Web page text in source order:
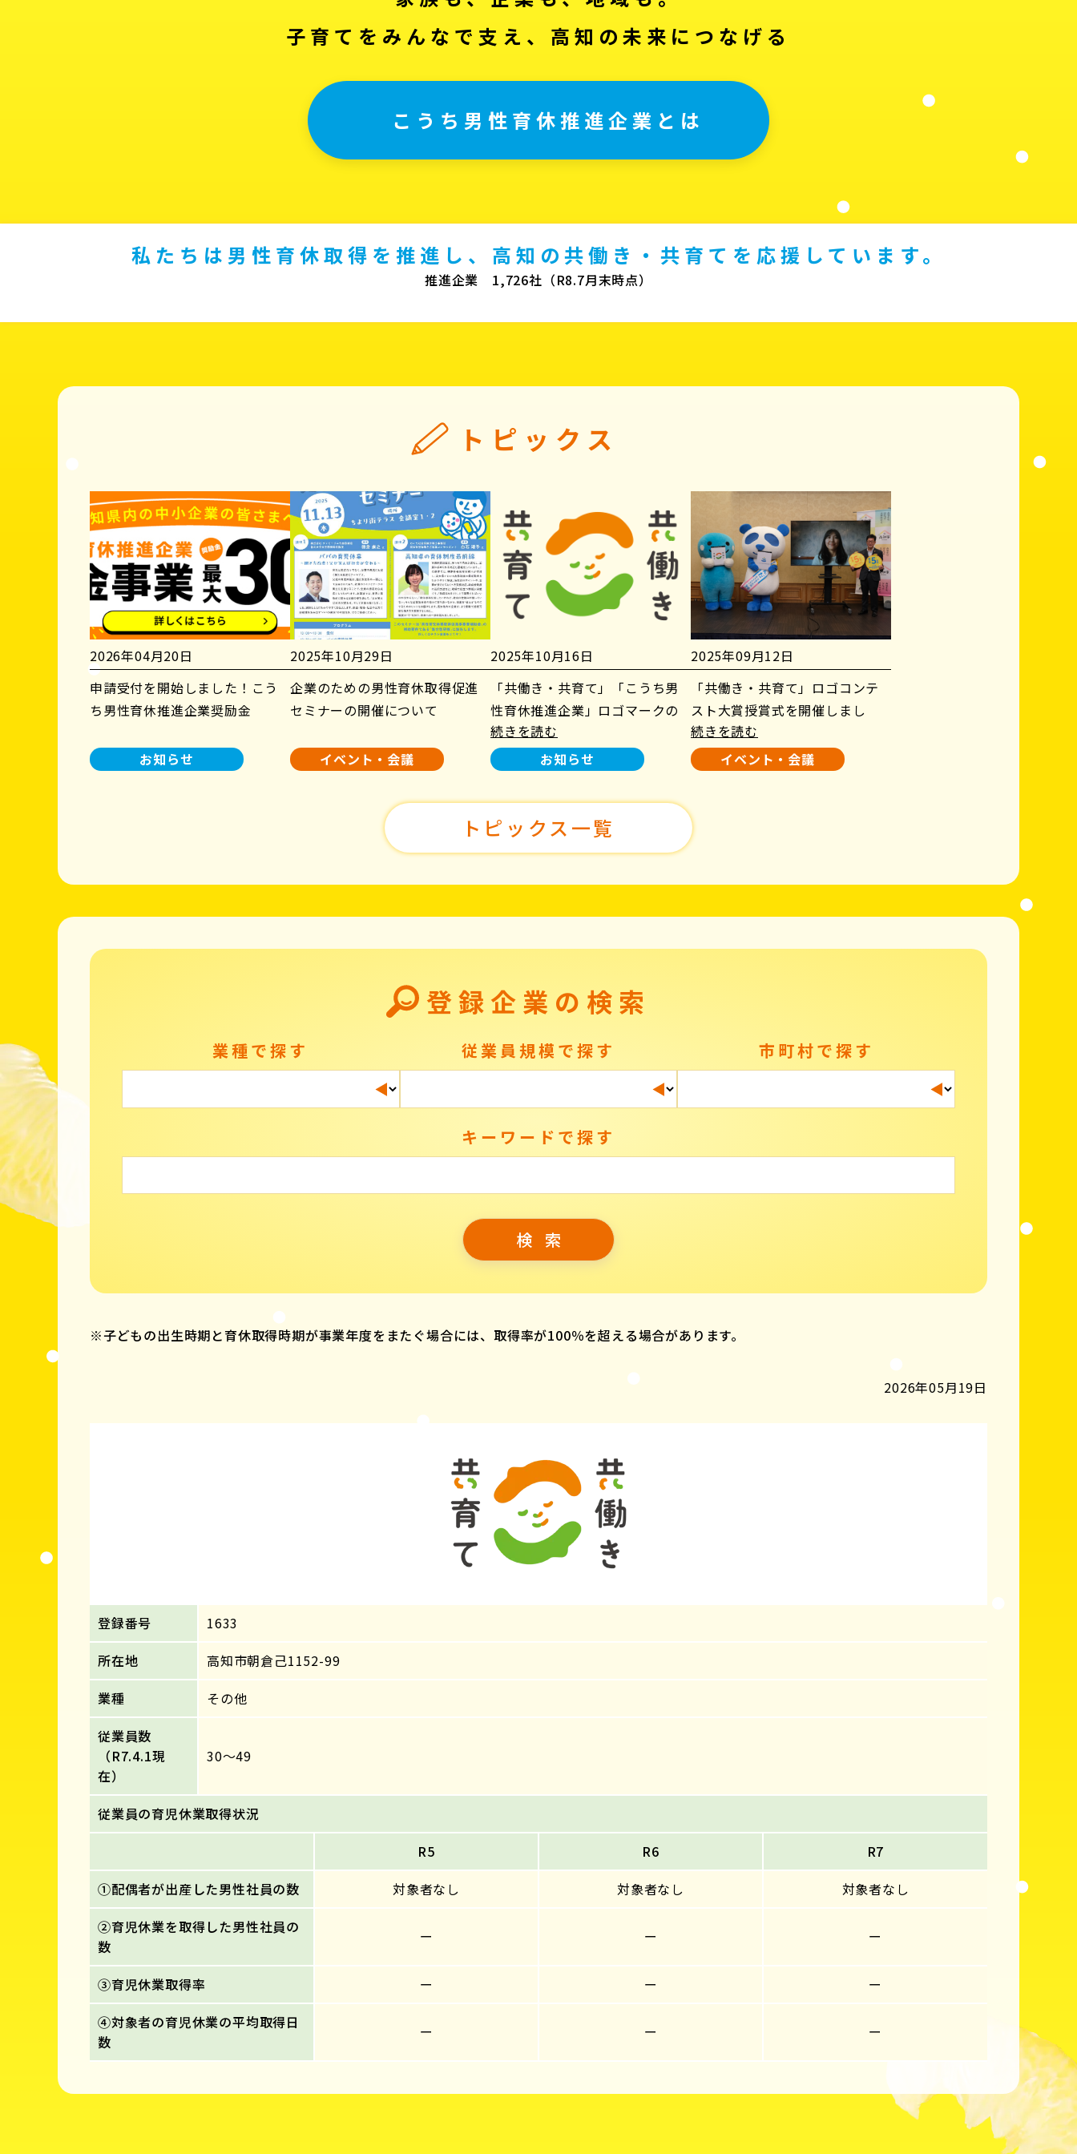
子育てをみんなで支え、高知の未来につなげる
こうち男性育休推進企業とは
私たちは男性育休取得を推進し、高知の共働き・共育てを応援しています。
推進企業 1,726社（R8.7月末時点）
トピックス
2026年04月20日
申請受付を開始しました！こう
ち男性育休推進企業奨励金
お知らせ
2025年10月29日
企業のための男性育休取得促進
セミナーの開催について
イベント・会議
2025年10月16日
「共働き・共育て」「こうち男
性育休推進企業」ロゴマークの
使用について
続きを読む
お知らせ
2025年09月12日
「共働き・共育て」ロゴコンテ
スト大賞授賞式を開催しまし
た！
続きを読む
イベント・会議
トピックス一覧
登録企業の検索
業種で探す 従業員規模で探す 市町村で探す
キーワードで探す
※子どもの出生時期と育休取得時期が事業年度をまたぐ場合には、取得率が100％を超える場合があります。
2026年05月19日
登録番号
1633
所在地
高知市朝倉己1152-99
業種
その他
従業員数
（R7.4.1現
在）
30～49
従業員の育児休業取得状況
R5
R6
R7
①配偶者が出産した男性社員の数
対象者なし 対象者なし
対象者なし
②育児休業を取得した男性社員の
数
ー ー ー
③育児休業取得率 ー ー
ー
④対象者の育児休業の平均取得日
数
ー ー ー